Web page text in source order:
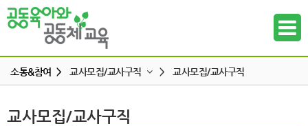
하위메뉴
소통&참여 > 교사모집/교사구직 >
공동육아 ing
교사모집/교사구직
교사모집/교사구직